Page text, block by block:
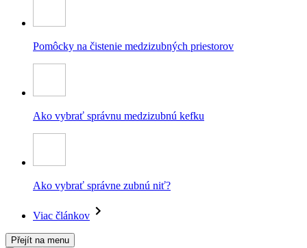
Pomôcky na čistenie medzizubných priestorov
Ako vybrať správnu medzizubnú kefku
Ako vybrať správne zubnú niť?
Viac článkov
Přejít na menu